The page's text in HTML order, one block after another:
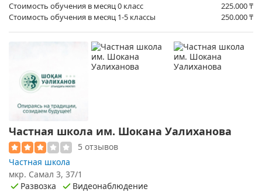
Стоимость обучения в месяц 0 класс 225.000₸
Стоимость обучения в месяц 1-5 классы
250.000₸
Частная школа им. Шокана Уалиханова
5 отзывов
Частная школа
мкр. ​Самал 3, 37/1
Развозка
Видеонаблюдение